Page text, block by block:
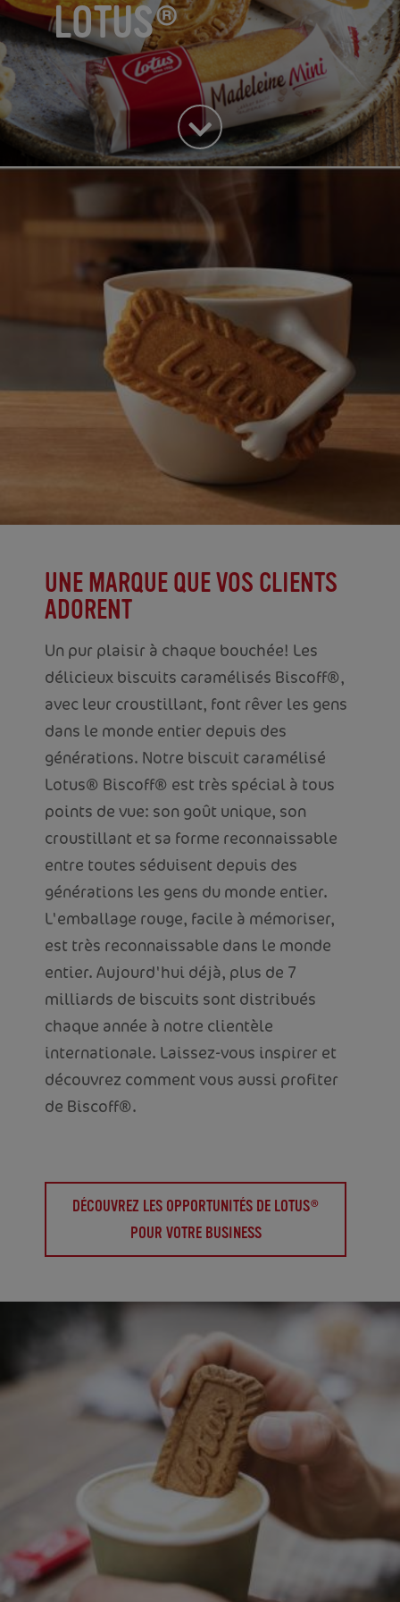
LOTUS®
UNE MARQUE QUE VOS CLIENTS
ADORENT
Un pur plaisir à chaque bouchée! Les
délicieux biscuits caramélisés Biscoff®,
avec leur croustillant, font rêver les gens
dans le monde entier depuis des
générations. Notre biscuit caramélisé
Lotus® Biscoff® est très spécial à tous
points de vue: son goût unique, son
croustillant et sa forme reconnaissable
entre toutes séduisent depuis des
générations les gens du monde entier.
L'emballage rouge, facile à mémoriser,
est très reconnaissable dans le monde
entier. Aujourd'hui déjà, plus de 7
milliards de biscuits sont distribués
chaque année à notre clientèle
internationale. Laissez-vous inspirer et
découvrez comment vous aussi profiter
de Biscoff®.
DÉCOUVREZ LES OPPORTUNITÉS DE LOTUS®
POUR VOTRE BUSINESS